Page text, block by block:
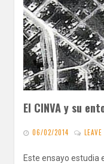
El CINVA y su
06/02/2014
Este ensayo estudia